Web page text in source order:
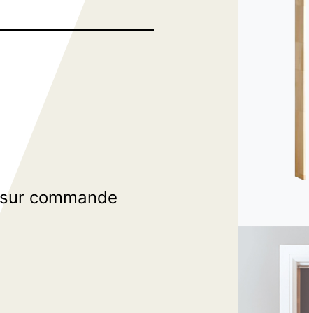
commande